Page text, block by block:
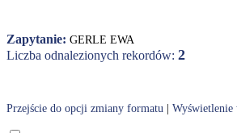
Zapytanie: GERLE EWA
Liczba odnalezionych rekordów: 2
Przejście do opcji zmiany formatu